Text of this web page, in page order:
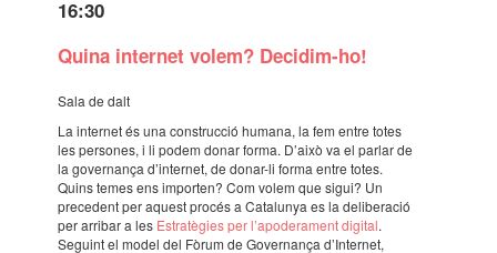
16:30
Quina inter­net volem? Deci­dim-ho!
Sala de dalt
La inter­net és una cons­truc­ció humana, la fem entre totes
les perso­nes, i li podem donar forma. D’això va el parlar de
la gover­nança d’in­ter­net, de donar-li forma entre totes.
Quins temes ens impor­ten? Com volem que sigui? Un
prece­dent per aquest procés a Cata­lu­nya es la deli­be­ra­ció
per arri­bar a les Estra­tè­gies per l’apo­de­ra­ment digi­tal.
Seguint el model del Fòrum de Gover­nança d’In­ter­net,